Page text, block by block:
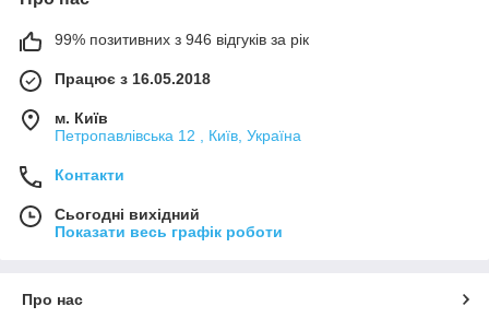
99% позитивних з 946 відгуків за рік
Працює з 16.05.2018
м. Київ
Петропавлівська 12 , Київ, Україна
Контакти
Сьогодні вихідний
Показати весь графік роботи
Про нас